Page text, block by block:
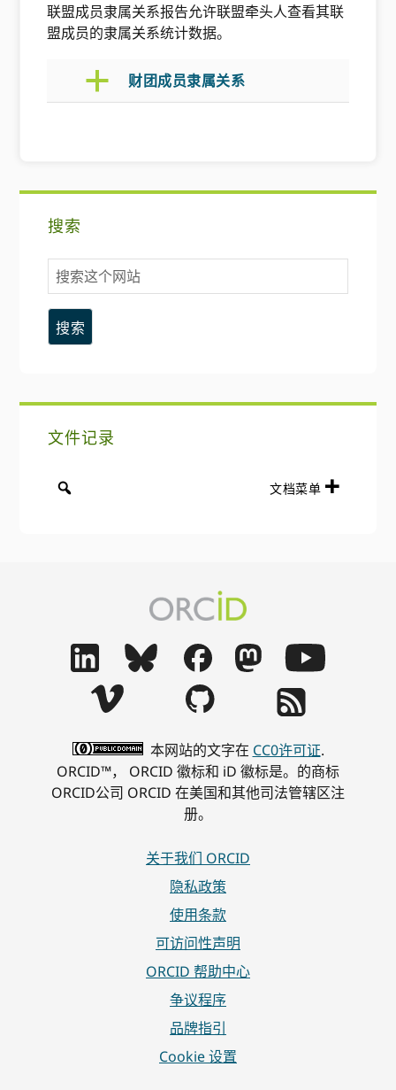
联盟成员隶属关系报告允许联盟牵头人查看其联
盟成员的隶属关系统计数据。
a 财团成员隶属关系
搜索
搜
索
这
个
文件记录
文档菜单
本网站的文字在 CC0许可证.
ORCID™， ORCID 徽标和 iD 徽标是。的商标
ORCID公司 ORCID 在美国和其他司法管辖区注
册。
关于我们 ORCID
隐私政策
使用条款
可访问性声明
ORCID 帮助中心
争议程序
品牌指引
Cookie 设置